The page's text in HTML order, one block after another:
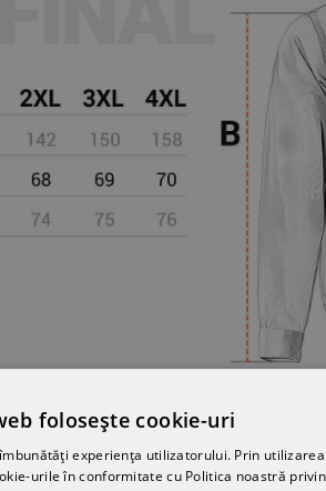
folosește cookie-uri
experiența utilizatorului. Prin
urile în conformitate cu Politica noastră